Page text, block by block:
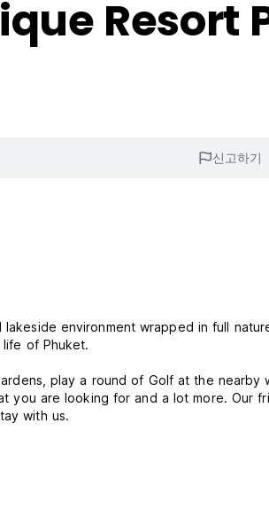
Resort
신고하기
environment wrapped in full
of Phuket.
play a round of Golf at the nearby
you are looking for and a lot more. Our
with us.